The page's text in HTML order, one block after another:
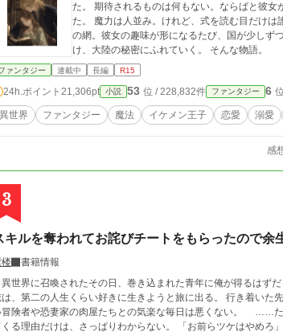
た。 期待されるものは何もない。ならばと彼女が向かったのは、八百年間誰にも読めなかった古代魔法の書庫だっ
た。 魔力は人並み。けれど、式を読む目だけは誰にも負けない。 凍える騎士を救う暖房具。獣の通り道を暴く追跡
の網。彼女の趣味が形になるたび、国が少しずつ動きはじめる。 そして気づけば、
け、大陸の秘密にふれていく。 そんな物語。
ァンタジー 連載中 長編 R15
24h.ポイント 21,306pt 小説 53 位 / 228,832件 ファンタジー 6
異世界 ファンタジー 魔法 イケメン王子 恋愛 溺愛
感
3
キルを奪われてお詫びチートをもらったので
書籍情報
界に召喚されたその日、巻き込まれた青年に俺が得るはずだったスキルを奪われた。 お
、第二の人生くらい好きに生きようと旅に出る。 行き着いた先は、寂れた町の場末
冒険者や恐妻家の肉屋たちとの気楽な毎日は悪くない。 ……た
由だけは、さっぱりわからない。 「お前らツケはやめろ」 そんな穏やかな日々を送っていたはずなのに、ある日、酒場へ